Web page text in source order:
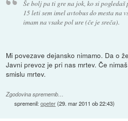
Še bolj pa ti gre na jok, ko si pogledaš
15 leti sem imel avtobus do mesta na
imam na vsake pol ure (če je sreča).
Mi povezave dejansko nimamo. Da o
Javni prevoz je pri nas mrtev. Če
smislu mrtev.
Zgodovina sprememb…
spremenil:opeter(29. mar 2011 ob 22:43)